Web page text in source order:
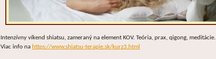
Intenzívny víkend shiatsu, zameraný na element KOV. Teória, prax, qigong, meditácie.
Viac info na https://www.shiatsu-terapie.sk/kurz3.html